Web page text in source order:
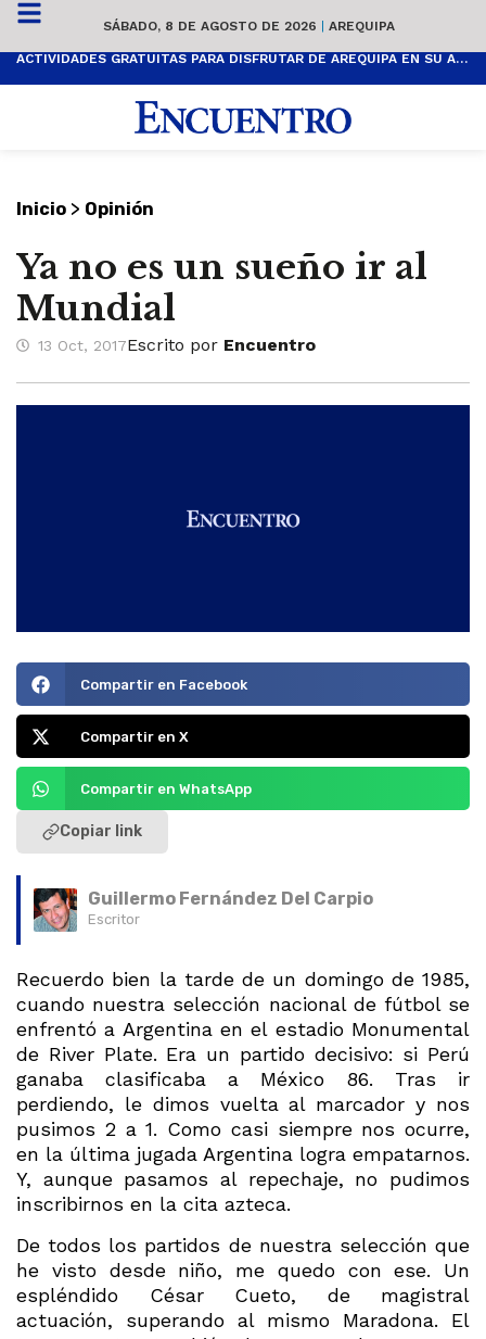
SÁBADO, 8 DE AGOSTO DE 2026 | AREQUIPA
ACTIVIDADES GRATUITAS PARA DISFRUTAR DE AREQUIPA EN SU ANIVERSARIO
Inicio > Opinión
Ya no es un sueño ir al
Mundial
13 Oct, 2017Escrito por Encuentro
Compartir en Facebook
Compartir en X
Compartir en WhatsApp
Copiar link
Guillermo Fernández Del Carpio
Escritor
Recuerdo bien la tarde de un domingo de 1985,
cuando nuestra selección nacional de fútbol se
enfrentó a Argentina en el estadio Monumental
de River Plate. Era un partido decisivo: si Perú
ganaba clasificaba a México 86. Tras ir
perdiendo, le dimos vuelta al marcador y nos
pusimos 2 a 1. Como casi siempre nos ocurre,
en la última jugada Argentina logra empatarnos.
Y, aunque pasamos al repechaje, no pudimos
inscribirnos en la cita azteca.
De todos los partidos de nuestra selección que
he visto desde niño, me quedo con ese. Un
espléndido César Cueto, de magistral
actuación, superando al mismo Maradona. El